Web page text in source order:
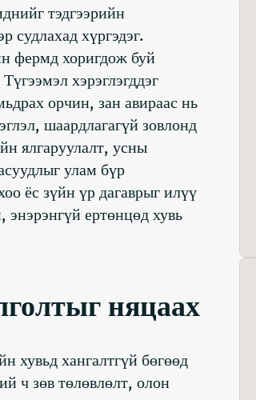
тэдгээрийн
судлахад хүргэдэг.
фермд хоригдож буй
хэрэглэгддэг
орчин, зан авираас нь
шаардлагагүй зовлонд
ялгаруулалт, усны
улам бүр
ёс зүйн үр дагаврыг илүү
ертөнцөд хувь
няцаах
хувьд хангалтгүй бөгөөд
ч зөв төлөвлөлт, олон